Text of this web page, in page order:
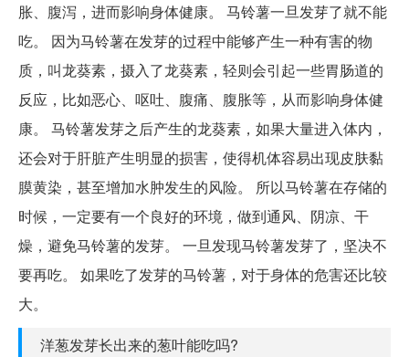
胀、腹泻，进而影响身体健康。 马铃薯一旦发芽了就不能
吃。 因为马铃薯在发芽的过程中能够产生一种有害的物
质，叫龙葵素，摄入了龙葵素，轻则会引起一些胃肠道的
反应，比如恶心、呕吐、腹痛、腹胀等，从而影响身体健
康。 马铃薯发芽之后产生的龙葵素，如果大量进入体内，
还会对于肝脏产生明显的损害，使得机体容易出现皮肤黏
膜黄染，甚至增加水肿发生的风险。 所以马铃薯在存储的
时候，一定要有一个良好的环境，做到通风、阴凉、干
燥，避免马铃薯的发芽。 一旦发现马铃薯发芽了，坚决不
要再吃。 如果吃了发芽的马铃薯，对于身体的危害还比较
大。
洋葱发芽长出来的葱叶能吃吗?